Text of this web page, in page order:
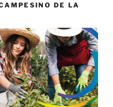
DE LA